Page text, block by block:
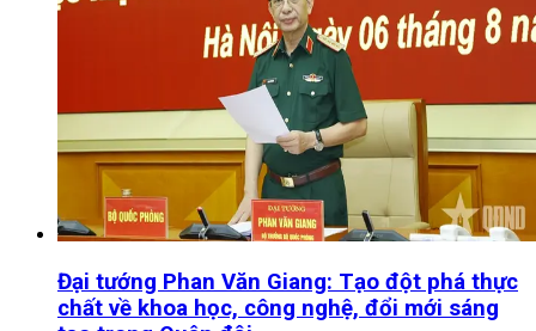
Đại tướng Phan Văn Giang: Tạo đột phá thực
chất về khoa học, công nghệ, đổi mới sáng